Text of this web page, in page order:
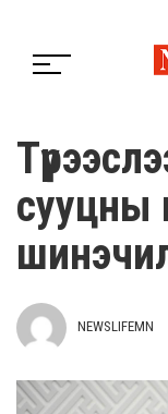
сууцны
NEWSLIFEMN